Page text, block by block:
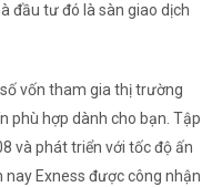
đầu tư đó là sàn giao dịch
vốn tham gia thị trường
phù hợp dành cho bạn. Tập
và phát triển với tốc độ ấn
Exness được công nhận